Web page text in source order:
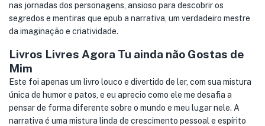
nas jornadas dos personagens, ansioso para descobrir os
segredos e mentiras que epub a narrativa, um verdadeiro mestre
da imaginação e criatividade.
Livros Livres Agora Tu ainda não Gostas de
Mim
Este foi apenas um livro louco e divertido de ler, com sua mistura
única de humor e patos, e eu aprecio como ele me desafia a
pensar de forma diferente sobre o mundo e meu lugar nele. A
narrativa é uma mistura linda de crescimento pessoal e espírito